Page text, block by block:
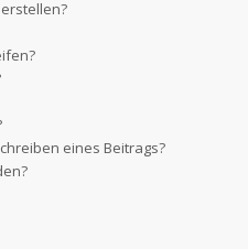
eines Beitrags?